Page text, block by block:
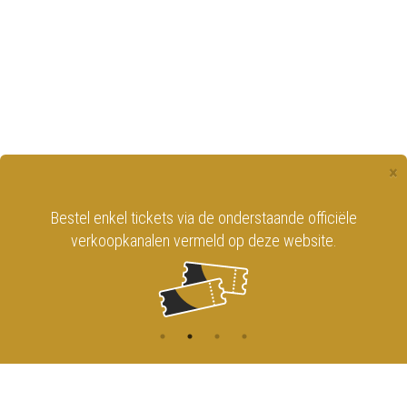
×
Bestel enkel tickets via de onderstaande officiële
verkoopkanalen vermeld op deze website.